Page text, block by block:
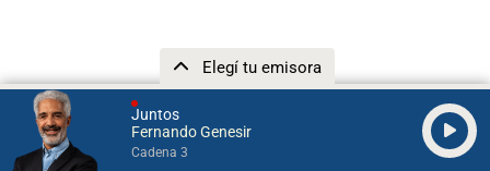
Juntos
Fernando Genesir
Cadena 3
Elegí tu emisora